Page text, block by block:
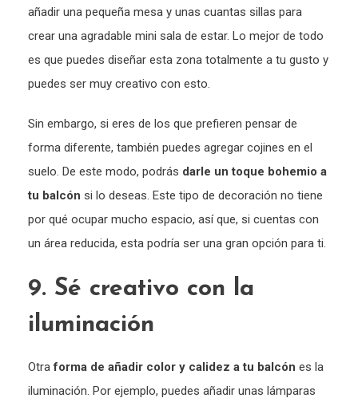
añadir una pequeña mesa y unas cuantas sillas para
crear una agradable mini sala de estar. Lo mejor de todo
es que puedes diseñar esta zona totalmente a tu gusto y
puedes ser muy creativo con esto.
Sin embargo, si eres de los que prefieren pensar de
forma diferente, también puedes agregar cojines en el
suelo. De este modo, podrás darle un toque bohemio a
tu balcón si lo deseas. Este tipo de decoración no tiene
por qué ocupar mucho espacio, así que, si cuentas con
un área reducida, esta podría ser una gran opción para ti.
9. Sé creativo con la
iluminación
Otraforma de añadir color y calidez a tu balcón es la
iluminación. Por ejemplo, puedes añadir unas lámparas